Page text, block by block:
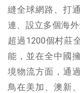
縫全球網路、打
連、設立多個海
超過1200個村莊
能，並在全中國
境物流方面，通
鳥在美加、澳新